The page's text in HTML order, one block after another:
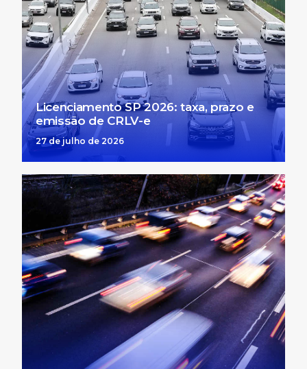
Licenciamento SP 2026: taxa, prazo e
emissão de CRLV-e
27 de julho de 2026